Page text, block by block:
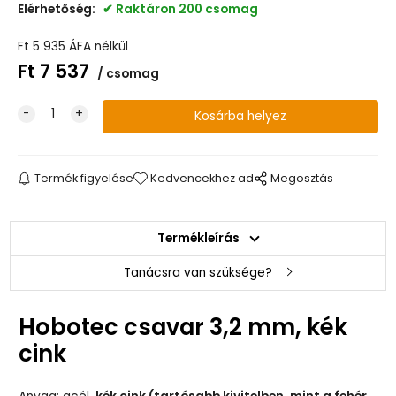
Elérhetőség: Raktáron 200 csomag
Ft 5 935 ÁFA nélkül
Ft 7 537 csomag
Termék figyelése Kedvencekhez ad Megosztás
Termékleírás
Tanácsra van szüksége?
Hobotec csavar 3,2 mm, kék
cink